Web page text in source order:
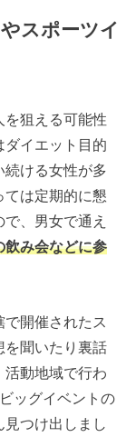
スポーツイ
を狙える可能性
ダイエット目的
続ける女性が多
ては定期的に懇
、男女で通え
飲み会などに参
開催されたス
を聞いたり裏話
活動地域で行わ
ッグイベントの
つけ出しまし